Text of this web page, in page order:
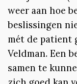
weer aan hoe
beslissingen
mét de patient
Veldman. Een
samen te